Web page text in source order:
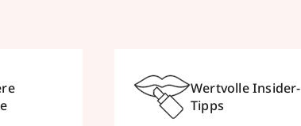
Wertvolle Insider-
Tipps